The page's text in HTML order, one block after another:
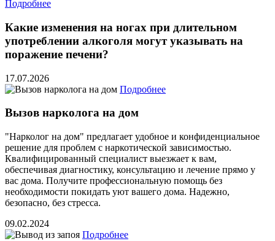
Подробнее
Какие изменения на ногах при длительном
употреблении алкоголя могут указывать на
поражение печени?
17.07.2026
Подробнее
Вызов нарколога на дом
"Нарколог на дом" предлагает удобное и конфиденциальное
решение для проблем с наркотической зависимостью.
Квалифицированный специалист выезжает к вам,
обеспечивая диагностику, консультацию и лечение прямо у
вас дома. Получите профессиональную помощь без
необходимости покидать уют вашего дома. Надежно,
безопасно, без стресса.
09.02.2024
Подробнее